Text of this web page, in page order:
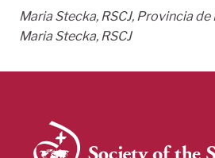
Maria Stecka, RSCJ, Provincia
Maria Stecka, RSCJ